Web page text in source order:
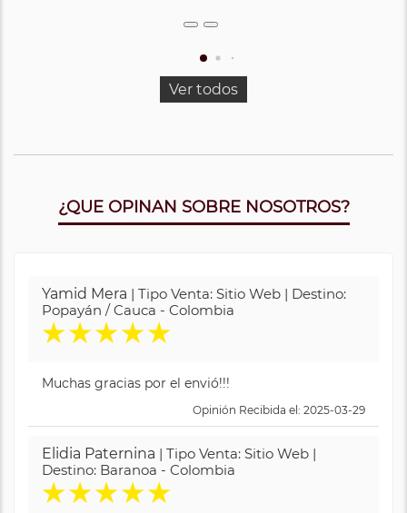
Ver todos
¿QUE OPINAN SOBRE NOSOTROS?
Yamid Mera | Tipo Venta: Sitio Web | Destino:
Popayán / Cauca - Colombia
★★★★★
Muchas gracias por el envió!!!
Opinión Recibida el: 2025-03-29
Elidia Paternina | Tipo Venta: Sitio Web |
Destino: Baranoa - Colombia
★★★★★